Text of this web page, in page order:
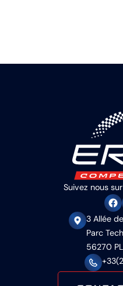
Suivez nous
3 Allée
Parc
56270